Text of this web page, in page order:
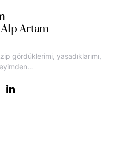
Artam
gördüklerimi, yaşadıklarımı,